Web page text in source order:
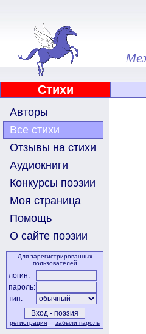
Стихи
Авторы
Все стихи
Отзывы на стихи
Аудиокниги
Конкурсы поэзии
Моя страница
Помощь
О сайте поэзии
Для зарегистрированных
пользователей
логин:
пароль:
тип:
регистрация забыли пароль